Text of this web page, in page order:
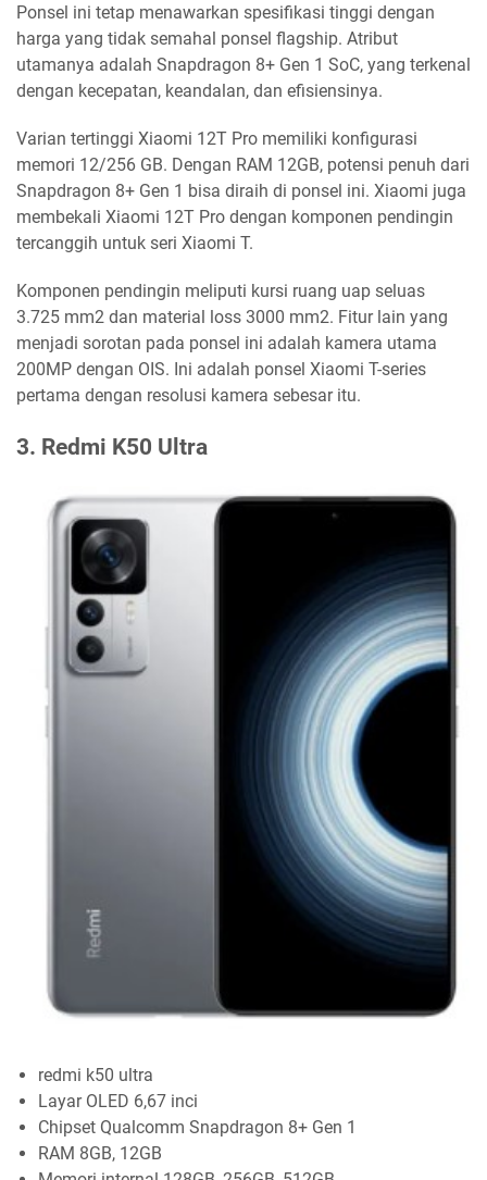
Ponsel ini tetap menawarkan spesifikasi tinggi dengan
harga yang tidak semahal ponsel flagship. Atribut
utamanya adalah Snapdragon 8+ Gen 1 SoC, yang terkenal
dengan kecepatan, keandalan, dan efisiensinya.
Varian tertinggi Xiaomi 12T Pro memiliki konfigurasi
memori 12/256 GB. Dengan RAM 12GB, potensi penuh dari
Snapdragon 8+ Gen 1 bisa diraih di ponsel ini. Xiaomi juga
membekali Xiaomi 12T Pro dengan komponen pendingin
tercanggih untuk seri Xiaomi T.
Komponen pendingin meliputi kursi ruang uap seluas
3.725 mm2 dan material loss 3000 mm2. Fitur lain yang
menjadi sorotan pada ponsel ini adalah kamera utama
200MP dengan OIS. Ini adalah ponsel Xiaomi T-series
pertama dengan resolusi kamera sebesar itu.
3. Redmi K50 Ultra
redmi k50 ultra
Layar OLED 6,67 inci
Chipset Qualcomm Snapdragon 8+ Gen 1
RAM 8GB, 12GB